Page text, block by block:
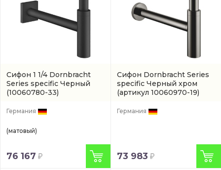
Сифон 1 1/4 Dornbracht
Series specific Черный
(10060780-33)
Германия
(матовый)
76 167
Сифон Dornbracht Series
specific Черный хром
(артикул 10060970-19)
Германия
73 983